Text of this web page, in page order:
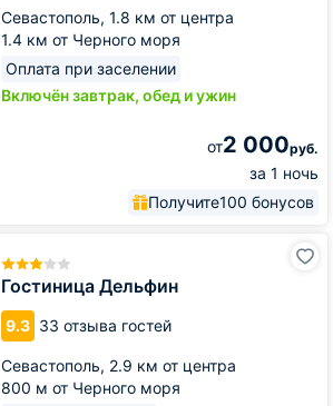
Севастополь, 1.8 км от центра
1.4 км от Черного моря
Оплата при заселении
Включён завтрак, обед и ужин
от2 000руб.
за 1 ночь
Получите100 бонусов
Гостиница Дельфин
9.3 33 отзыва гостей
Севастополь, 2.9 км от центра
800 м от Черного моря